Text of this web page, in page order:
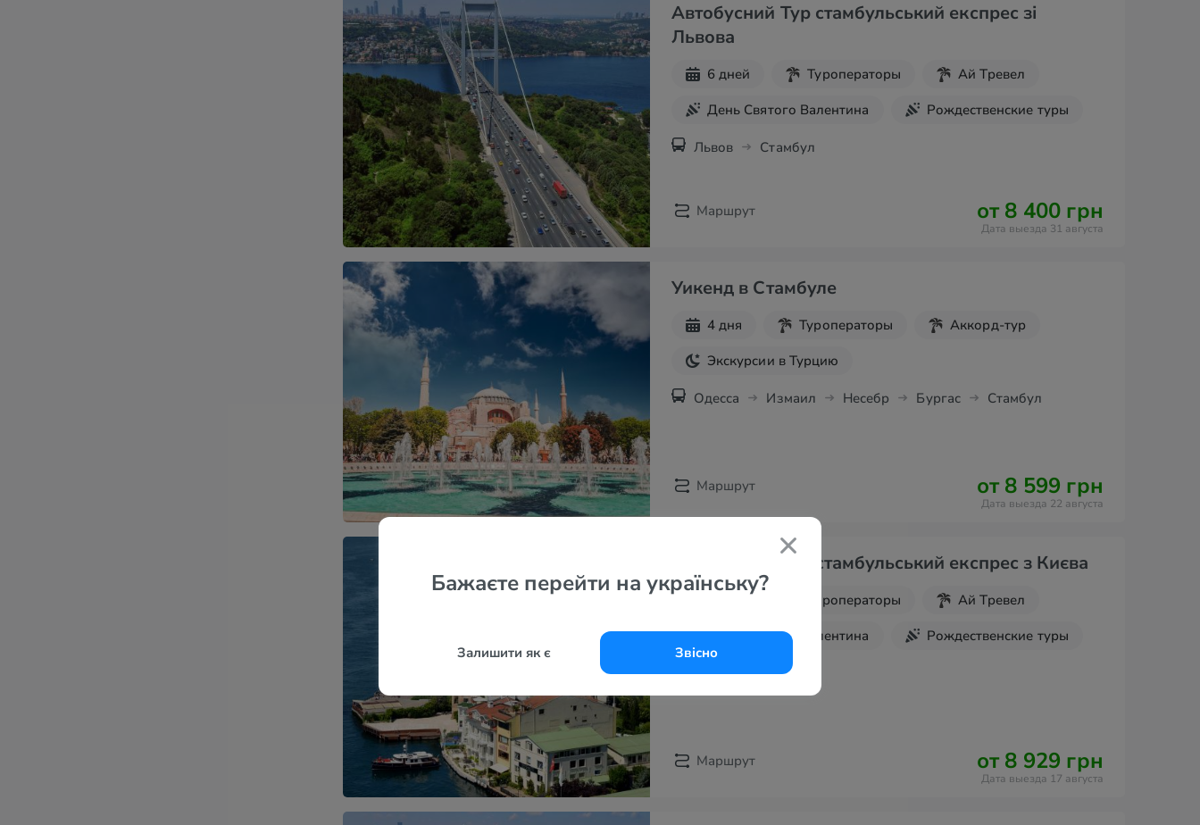
Автобусний Тур стамбульський експрес зі
Львова
6 дней Туроператоры
Ай Тревел
День Святого Валентина
Рождественские туры
Майские праздники
Львов Стамбул
Маршрут от 8 400 грн
Дата выезда 31 августа
Уикенд в Стамбуле
4 дня Туроператоры
Аккорд-тур
Экскурсии в Турцию
Одесса Измаил Несебр Бургас Стамбул
Маршрут от 8 599 грн
Дата выезда 22 августа
Автобусний Тур стамбульський експрес з Києва
6 дней Туроператоры
Ай Тревел
День Святого Валентина
Рождественские туры
Майские праздники
Киев Стамбул
Маршрут от 8 929 грн
Дата выезда 17 августа
Бажаєте перейти на українську?
Залишити як є Звісно